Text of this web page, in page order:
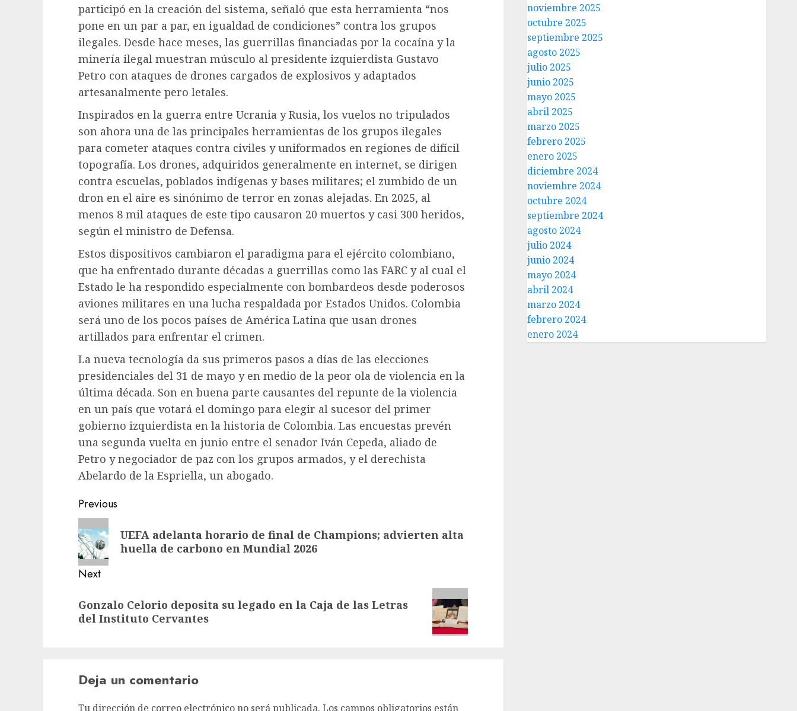
participó en la creación del sistema, señaló que esta herramienta “nos
pone en un par a par, en igualdad de condiciones” contra los grupos
ilegales. Desde hace meses, las guerrillas financiadas por la cocaína y la
minería ilegal muestran músculo al presidente izquierdista Gustavo
Petro con ataques de drones cargados de explosivos y adaptados
artesanalmente pero letales.
Inspirados en la guerra entre Ucrania y Rusia, los vuelos no tripulados
son ahora una de las principales herramientas de los grupos ilegales
para cometer ataques contra civiles y uniformados en regiones de difícil
topografía. Los drones, adquiridos generalmente en internet, se dirigen
contra escuelas, poblados indígenas y bases militares; el zumbido de un
dron en el aire es sinónimo de terror en zonas alejadas. En 2025, al
menos 8 mil ataques de este tipo causaron 20 muertos y casi 300 heridos,
según el ministro de Defensa.
Estos dispositivos cambiaron el paradigma para el ejército colombiano,
que ha enfrentado durante décadas a guerrillas como las FARC y al cual el
Estado le ha respondido especialmente con bombardeos desde poderosos
aviones militares en una lucha respaldada por Estados Unidos. Colombia
será uno de los pocos países de América Latina que usan drones
artillados para enfrentar el crimen.
La nueva tecnología da sus primeros pasos a días de las elecciones
presidenciales del 31 de mayo y en medio de la peor ola de violencia en la
última década. Son en buena parte causantes del repunte de la violencia
en un país que votará el domingo para elegir al sucesor del primer
gobierno izquierdista en la historia de Colombia. Las encuestas prevén
una segunda vuelta en junio entre el senador Iván Cepeda, aliado de
Petro y negociador de paz con los grupos armados, y el derechista
Abelardo de la Espriella, un abogado.
Previous
UEFA adelanta horario de final de Champions; advierten alta
huella de carbono en Mundial 2026
Next
Gonzalo Celorio deposita su legado en la Caja de las Letras
del Instituto Cervantes
Deja un comentario
Tu dirección de correo electrónico no será publicada. Los campos obligatorios están
noviembre 2025
octubre 2025
septiembre 2025
agosto 2025
julio 2025
junio 2025
mayo 2025
abril 2025
marzo 2025
febrero 2025
enero 2025
diciembre 2024
noviembre 2024
octubre 2024
septiembre 2024
agosto 2024
julio 2024
junio 2024
mayo 2024
abril 2024
marzo 2024
febrero 2024
enero 2024